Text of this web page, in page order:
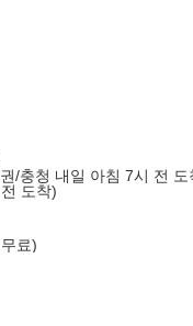
/충청 내일 아침 7시 전 도
도착)
료)